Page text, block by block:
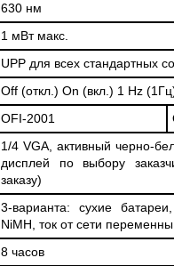
630 нм
1 мВт макс.
UPP для всех стандартных
Off (откл.) On (вкл.) 1 Hz
OFI-2001
1/4 VGA, активный черно-
дисплей по выбору
заказу)
3-варианта: сухие
NiMH, ток от сети
8 часов